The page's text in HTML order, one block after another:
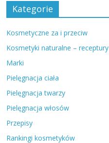
Kategorie
Kosmetyczne za i przeciw
Kosmetyki naturalne – receptury
Marki
Pielęgnacja ciała
Pielęgnacja twarzy
Pielęgnacja włosów
Przepisy
Rankingi kosmetyków